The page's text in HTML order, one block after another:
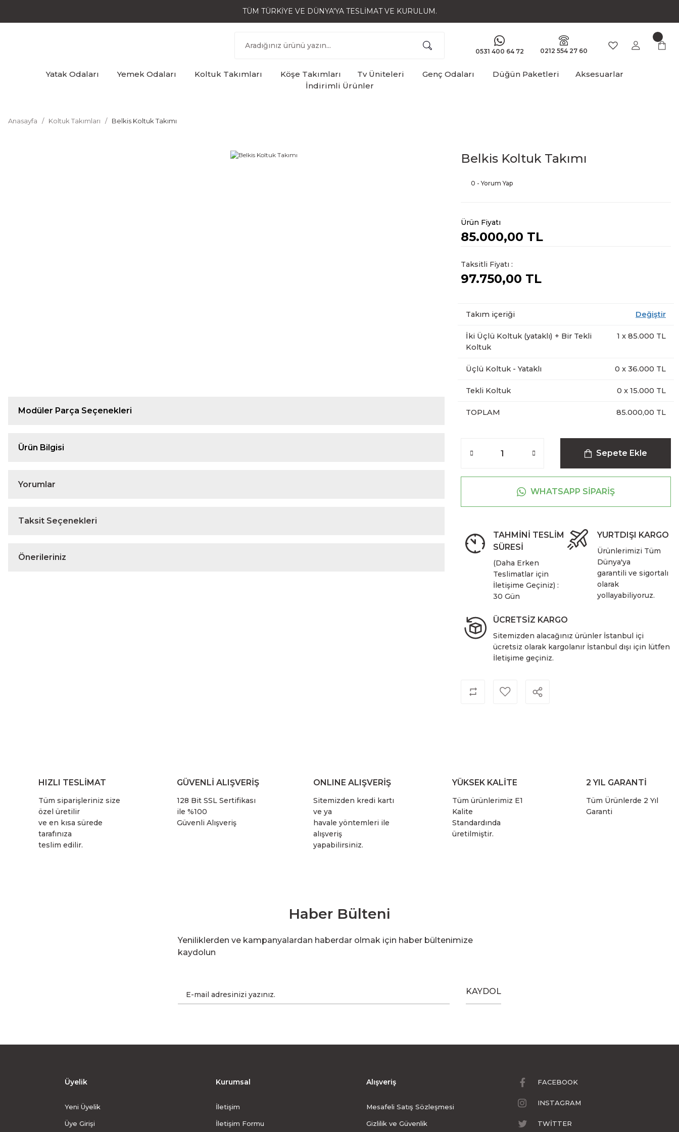
TÜM TÜRKİYE VE DÜNYA'YA TESLİMAT VE KURULUM.
0531 400 64 72 0212 554 27 60
Yatak Odaları Yemek Odaları Koltuk Takımları Köşe Takımları Tv Üniteleri Genç Odaları Düğün Paketleri
Aksesuarlar
İndirimli Ürünler
Anasayfa Koltuk Takımları Belkis Koltuk Takımı
Modüler Parça Seçenekleri
Ürün Bilgisi
Yorumlar
Taksit Seçenekleri
Önerileriniz
Belkis Koltuk Takımı
0 - Yorum Yap
Ürün Fiyatı
85.000,00 TL
Taksitli Fiyatı :
97.750,00 TL
Takım içeriği Değiştir
İki Üçlü Koltuk (yataklı) + Bir Tekli
Koltuk
1 x 85.000 TL
Üçlü Koltuk - Yataklı 0 x 36.000 TL
Tekli Koltuk 0 x 15.000 TL
TOPLAM 85.000,00 TL
Sepete Ekle
WHATSAPP SİPARİŞ
TAHMİNİ TESLİM
SÜRESİ
(Daha Erken
Teslimatlar için
İletişime Geçiniz) :
30 Gün
YURTDIŞI KARGO
Ürünlerimizi Tüm
Dünya'ya
garantili ve sigortalı
olarak
yollayabiliyoruz.
ÜCRETSİZ KARGO
Sitemizden alacağınız ürünler İstanbul içi
ücretsiz olarak kargolanır İstanbul dışı için lütfen
İletişime geçiniz.
HIZLI TESLİMAT
Tüm siparişleriniz size
özel üretilir
ve en kısa sürede
tarafınıza
teslim edilir.
GÜVENLİ ALIŞVERİŞ
128 Bit SSL Sertifikası
ile %100
Güvenli Alışveriş
ONLINE ALIŞVERİŞ
Sitemizden kredi kartı
ve ya
havale yöntemleri ile
alışveriş
yapabilirsiniz.
YÜKSEK KALİTE
Tüm ürünlerimiz E1
Kalite
Standardında
üretilmiştir.
2 YIL GARANTİ
Tüm Ürünlerde 2 Yıl
Garanti
Haber Bülteni
Yeniliklerden ve kampanyalardan haberdar olmak için haber bültenimize
kaydolun
KAYDOL
Üyelik
Yeni Üyelik
Üye Girişi
Kurumsal
İletişim
İletişim Formu
Alışveriş
Mesafeli Satış Sözleşmesi
Gizlilik ve Güvenlik
FACEBOOK
INSTAGRAM
TWİTTER